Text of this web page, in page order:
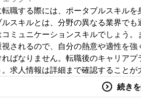
職する際には、ポータブルスキル
スキルとは、分野の異なる業界で
ミュニケーションスキルでしょう
されるので、自分の熱意や適性を
ばなりません。転職後のキャリア
求人情報は詳細まで確認することが
続き